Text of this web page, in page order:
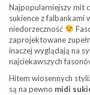
Najpopularniejszy mit
sukience z falbankami
niedorzeczność
zaprojektowane
inaczej wyglądają na
najciekawszych
Hitem wiosennych
są na pewno midi